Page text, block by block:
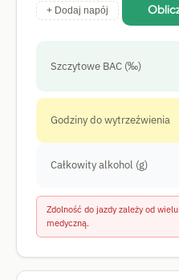
+ Dodaj napój
Szczytowe BAC (‰)
Godziny do wytrzeźwienia
Całkowity alkohol (g)
Zdolność do jazdy zależy od
medyczną.